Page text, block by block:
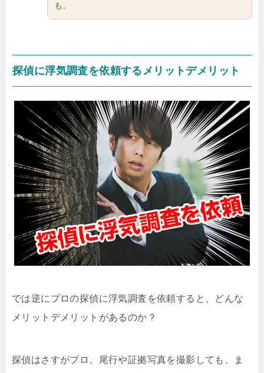
も。
探偵に浮気調査を依頼するメリットデメリット
では逆にプロの探偵に浮気調査を依頼すると、どんな
メリットデメリットがあるのか？
探偵はさすがプロ。尾行や証拠写真を撮影しても、ま